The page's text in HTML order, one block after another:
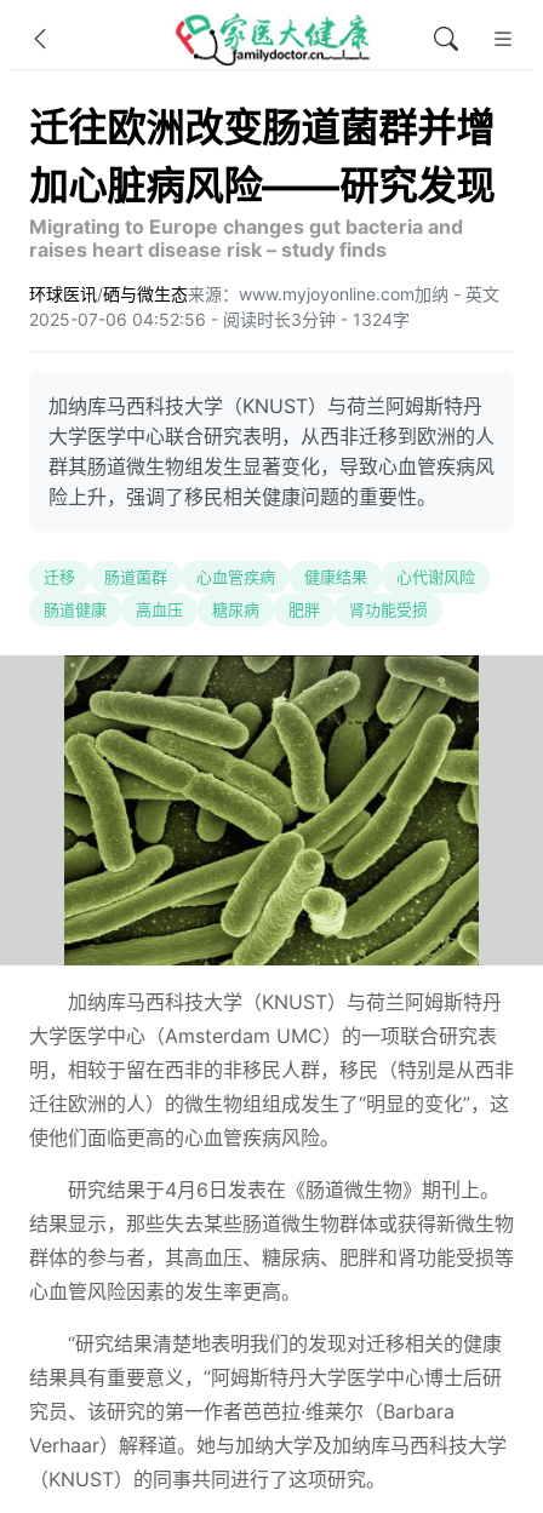
迁往欧洲改变肠道菌群并增
加心脏病风险——研究发现
Migrating to Europe changes gut bacteria and
raises heart disease risk – study finds
环球医讯/硒与微生态来源：www.myjoyonline.com加纳 - 英文
2025-07-06 04:52:56 - 阅读时长3分钟 - 1324字
加纳库马西科技大学（KNUST）与荷兰阿姆斯特丹
大学医学中心联合研究表明，从西非迁移到欧洲的人
群其肠道微生物组发生显著变化，导致心血管疾病风
险上升，强调了移民相关健康问题的重要性。
迁移 肠道菌群 心血管疾病 健康结果
心代谢风险
肠道健康
高血压 糖尿病 肥胖 肾功能受损
加纳库马西科技大学（KNUST）与荷兰阿姆斯特丹
大学医学中心（Amsterdam UMC）的一项联合研究表
明，相较于留在西非的非移民人群，移民（特别是从西非
迁往欧洲的人）的微生物组组成发生了“明显的变化”，这
使他们面临更高的心血管疾病风险。
研究结果于4月6日发表在《肠道微生物》期刊上。
结果显示，那些失去某些肠道微生物群体或获得新微生物
群体的参与者，其高血压、糖尿病、肥胖和肾功能受损等
心血管风险因素的发生率更高。
“研究结果清楚地表明我们的发现对迁移相关的健康
结果具有重要意义，”阿姆斯特丹大学医学中心博士后研
究员、该研究的第一作者芭芭拉·维莱尔（Barbara
Verhaar）解释道。她与加纳大学及加纳库马西科技大学
（KNUST）的同事共同进行了这项研究。